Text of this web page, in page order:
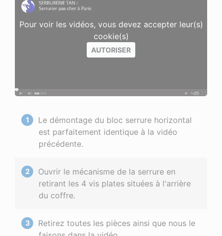
Pour voir les vidéos, vous devez accepter leur(s)
cookie(s)
AUTORISER
Le démontage du bloc serrure horizontal
est parfaitement identique à la vidéo
précédente.
Ouvrir le mécanisme de la serrure en
retirant les 4 vis plates situées à l'arrière
du coffre.
Retirez toutes les pièces ainsi que nous le